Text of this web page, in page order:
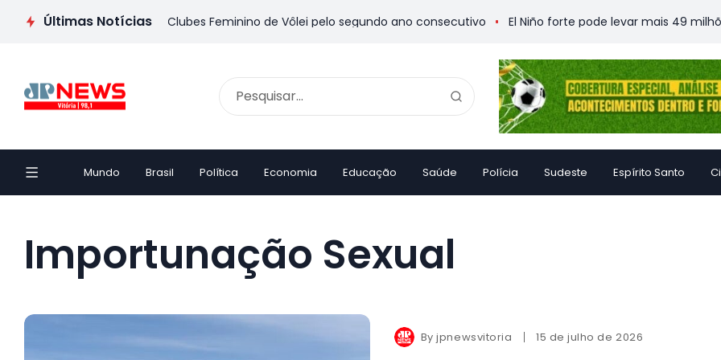
Últimas Notícias
sede do Mundial de Clubes Feminino de Vôlei pelo segundo ano consecutivo El Niño forte pode levar mais 49 milhões
Mundo Brasil Política Economia Educação Saúde Polícia Sudeste Espírito Santo
Importunação Sexual
Byjpnewsvitoria 15 de julho de 2026